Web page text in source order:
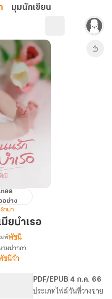
มุมนักเขียน
หลด
อย่าง
าม่า
ยบำเรอ
เรื่อง
จำนน
พ์พัชนี
ามปากกา
ชนีจ้า
ดับเนื้อหา
PDF/EPUB
ประเภทไฟล์
4 ก.ค. 66
วันที่วางขาย